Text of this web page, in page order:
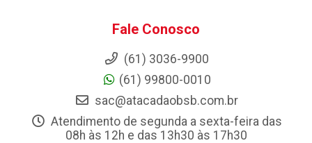
Fale Conosco
(61) 3036-9900
(61) 99800-0010
sac@atacadaobsb.com.br
Atendimento de segunda a sexta-feira das
08h às 12h e das 13h30 às 17h30